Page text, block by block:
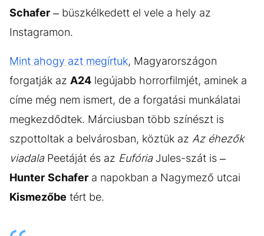
Schafer – büszkélkedett el vele a hely az
Instagramon.
Mint ahogy azt megírtuk, Magyarországon
forgatják az A24 legújabb horrorfilmjét, aminek a
címe még nem ismert, de a forgatási munkálatai
megkezdődtek. Márciusban több színészt is
szpottoltak a belvárosban, köztük az Az éhezők
viadalaPeetáját és az EufóriaJules-szát is –
Hunter Schafer a napokban a Nagymező utcai
Kismezőbe tért be.